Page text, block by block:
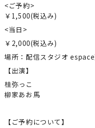
<ご予約>
￥1,500(税込み)
<当日>
￥2,000(税込み)
場所：配信スタジオ
【出演】
桂弥っこ
柳家あお馬
【ご予約について】